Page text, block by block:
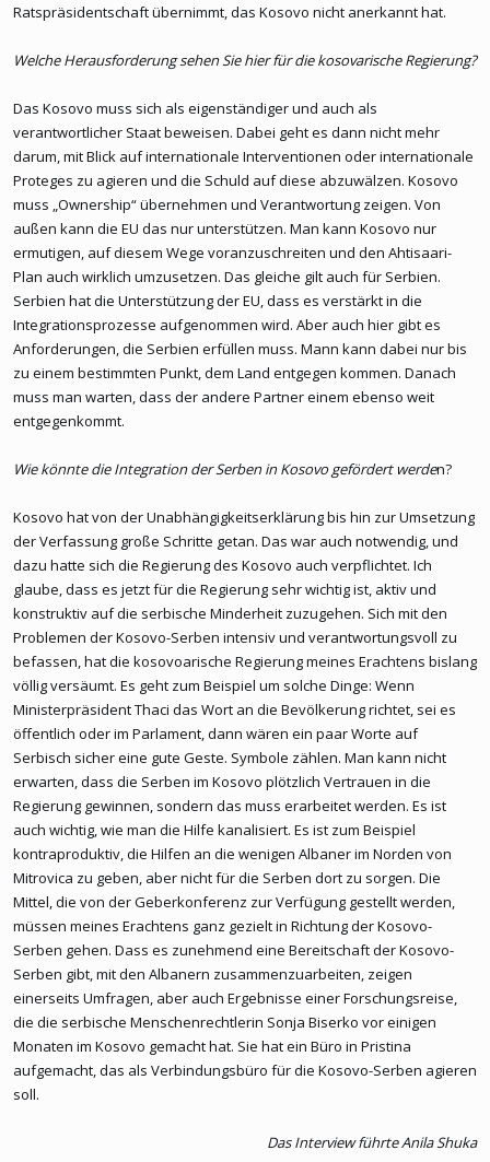
Ratspräsidentschaft übernimmt, das Kosovo nicht anerkannt hat.
Welche Herausforderung sehen Sie hier für die kosovarische Regierung?
Das Kosovo muss sich als eigenständiger und auch als
verantwortlicher Staat beweisen. Dabei geht es dann nicht mehr
darum, mit Blick auf internationale Interventionen oder internationale
Proteges zu agieren und die Schuld auf diese abzuwälzen. Kosovo
muss „Ownership“ übernehmen und Verantwortung zeigen. Von
außen kann die EU das nur unterstützen. Man kann Kosovo nur
ermutigen, auf diesem Wege voranzuschreiten und den Ahtisaari-
Plan auch wirklich umzusetzen. Das gleiche gilt auch für Serbien.
Serbien hat die Unterstützung der EU, dass es verstärkt in die
Integrationsprozesse aufgenommen wird. Aber auch hier gibt es
Anforderungen, die Serbien erfüllen muss. Mann kann dabei nur bis
zu einem bestimmten Punkt, dem Land entgegen kommen. Danach
muss man warten, dass der andere Partner einem ebenso weit
entgegenkommt.
Wie könnte die Integration der Serben in Kosovo gefördert werden?
Kosovo hat von der Unabhängigkeitserklärung bis hin zur Umsetzung
der Verfassung große Schritte getan. Das war auch notwendig, und
dazu hatte sich die Regierung des Kosovo auch verpflichtet. Ich
glaube, dass es jetzt für die Regierung sehr wichtig ist, aktiv und
konstruktiv auf die serbische Minderheit zuzugehen. Sich mit den
Problemen der Kosovo-Serben intensiv und verantwortungsvoll zu
befassen, hat die kosovoarische Regierung meines Erachtens bislang
völlig versäumt. Es geht zum Beispiel um solche Dinge: Wenn
Ministerpräsident Thaci das Wort an die Bevölkerung richtet, sei es
öffentlich oder im Parlament, dann wären ein paar Worte auf
Serbisch sicher eine gute Geste. Symbole zählen. Man kann nicht
erwarten, dass die Serben im Kosovo plötzlich Vertrauen in die
Regierung gewinnen, sondern das muss erarbeitet werden. Es ist
auch wichtig, wie man die Hilfe kanalisiert. Es ist zum Beispiel
kontraproduktiv, die Hilfen an die wenigen Albaner im Norden von
Mitrovica zu geben, aber nicht für die Serben dort zu sorgen. Die
Mittel, die von der Geberkonferenz zur Verfügung gestellt werden,
müssen meines Erachtens ganz gezielt in Richtung der Kosovo-
Serben gehen. Dass es zunehmend eine Bereitschaft der Kosovo-
Serben gibt, mit den Albanern zusammenzuarbeiten, zeigen
einerseits Umfragen, aber auch Ergebnisse einer Forschungsreise,
die die serbische Menschenrechtlerin Sonja Biserko vor einigen
Monaten im Kosovo gemacht hat. Sie hat ein Büro in Pristina
aufgemacht, das als Verbindungsbüro für die Kosovo-Serben agieren
soll.
Das Interview führte Anila Shuka